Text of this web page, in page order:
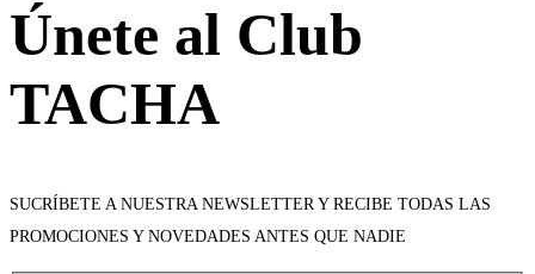
Únete al Club
TACHA
SUCRÍBETE A NUESTRA NEWSLETTER Y RECIBE TODAS LAS
PROMOCIONES Y NOVEDADES ANTES QUE NADIE